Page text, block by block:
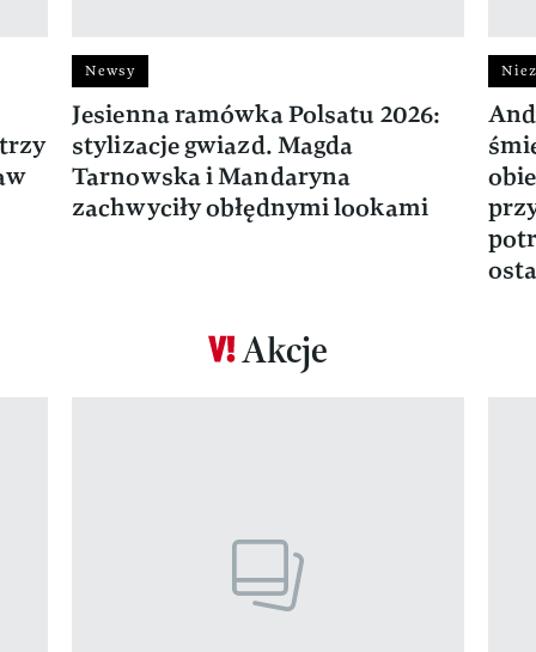
Newsy
Jesienna ramówka Polsatu 2026:
stylizacje gwiazd. Magda
Tarnowska i Mandaryna
zachwyciły obłędnymi lookami
Akcje